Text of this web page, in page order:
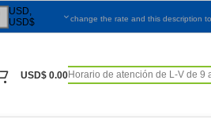
USD,
USD$
USD$ 0.00Horario de atención de L-V de 9